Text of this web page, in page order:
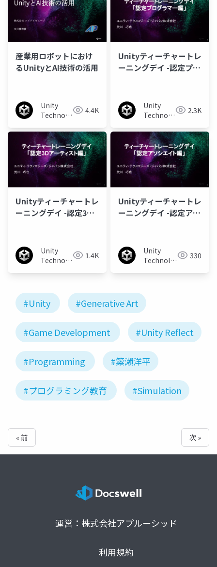
産業用ロボットにおけ
るUnityとAI技術の活用
Unity
Technologies 4.4K
Unityティーチャートレ
ーニングデイ -認定プロ
Unity
Technologies 2.3K
Unityティーチャートレ
ーニングデイ -認定3D
Unity
Technologies 1.4K
Unityティーチャートレ
ーニングデイ -認定アソ
Unity
Technologies 330
#Unity #Generative Art
#Game Development #Unity Reflect
#Programming #𥱋瀨洋平
#プログラミング教育 #Simulation
« 前 次 »
運営：株式会社アプルーシッド
利用規約